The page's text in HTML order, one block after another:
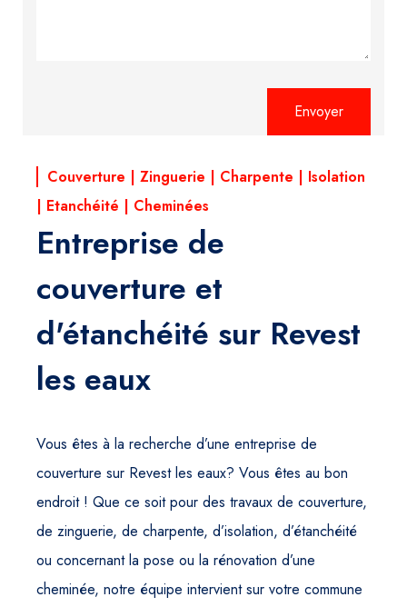
Couverture | Zinguerie | Charpente | Isolation
| Etanchéité | Cheminées
Entreprise de
couverture et
d'étanchéité sur Revest
les eaux
Vous êtes à la recherche d’une entreprise de
couverture sur Revest les eaux? Vous êtes au bon
endroit ! Que ce soit pour des travaux de couverture,
de zinguerie, de charpente, d’isolation, d’étanchéité
ou concernant la pose ou la rénovation d’une
cheminée, notre équipe intervient sur votre commune